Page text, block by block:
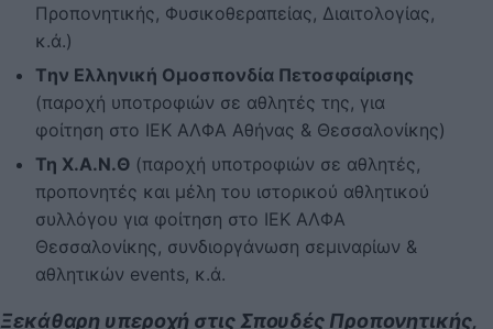
Προπονητικής, Φυσικοθεραπείας, Διαιτολογίας,
κ.ά.)
Tην Ελληνική Ομοσπονδία Πετοσφαίρισης
(παροχή υποτροφιών σε αθλητές της, για
φοίτηση στο ΙΕΚ ΑΛΦΑ Αθήνας & Θεσσαλονίκης)
Τη Χ.Α.Ν.Θ (παροχή υποτροφιών σε αθλητές,
προπονητές και μέλη του ιστορικού αθλητικού
συλλόγου για φοίτηση στο ΙΕΚ ΑΛΦΑ
Θεσσαλονίκης, συνδιοργάνωση σεμιναρίων &
αθλητικών events, κ.ά.
Ξεκάθαρη υπεροχή στις Σπουδές Προπονητικής,